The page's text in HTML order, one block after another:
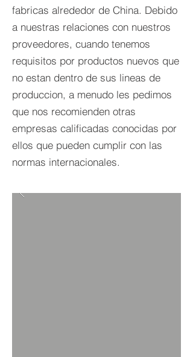
fabricas alrededor de China. Debido
a nuestras relaciones con nuestros
proveedores, cuando tenemos
requisitos por productos nuevos que
no estan dentro de sus lineas de
produccion, a menudo les pedimos
que nos recomienden otras
empresas calificadas conocidas por
ellos que pueden cumplir con las
normas internacionales.